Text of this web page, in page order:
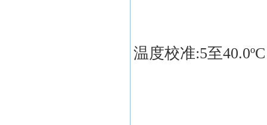
温度校准:5至40.0ºC